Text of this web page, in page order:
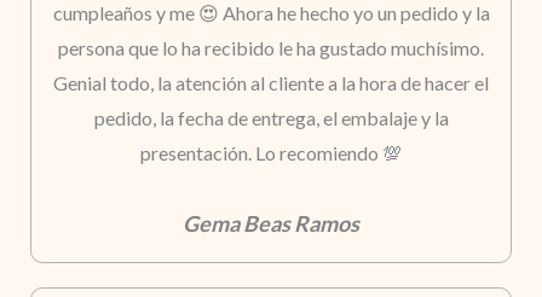
cumpleaños y me 😍 Ahora he hecho yo un pedido y la
persona que lo ha recibido le ha gustado muchísimo.
Genial todo, la atención al cliente a la hora de hacer el
pedido, la fecha de entrega, el embalaje y la
presentación. Lo recomiendo 💯
Gema Beas Ramos